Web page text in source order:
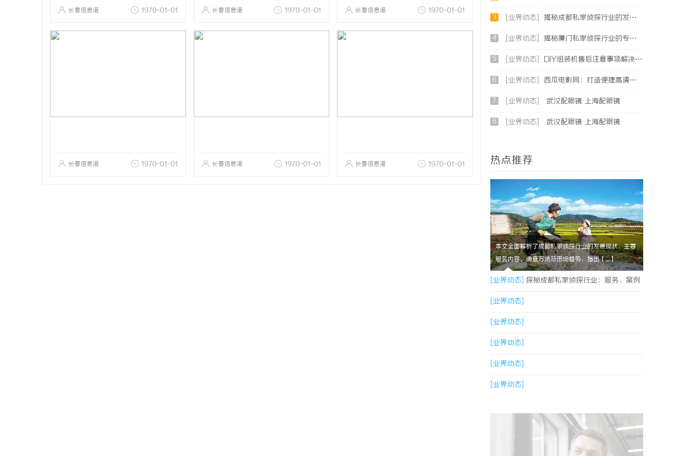
长春信息港 1970-01-01 长春信息港 1970-01-01 长春信息港 1970-01-01
长春信息港 1970-01-01 长春信息港 1970-01-01 长春信息港 1970-01-01
3 [业界动态] 揭秘成都私家侦探行业的发展与应用前景分析
4 [业界动态] 揭秘厦门私家侦探行业的专业服务与发展趋势
5 [业界动态] DIY组装机售后注意事项解决方案
6 [业界动态] 西瓜电影网：打造便捷高清影视观看新体验
7 [业界动态] 武汉配眼镜 上海配眼镜
8 [业界动态] 武汉配眼镜 上海配眼镜
热点推荐
本文全面解析了成都私家侦探行业的发展现状、主要
服务内容、调查方法及市场趋势，指出【....】
[业界动态] 探秘成都私家侦探行业：服务、案例
与市场现状全面解析
[业界动态]
[业界动态]
[业界动态]
[业界动态]
[业界动态]